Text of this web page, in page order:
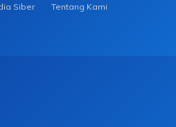
Siber
Tentang Kami